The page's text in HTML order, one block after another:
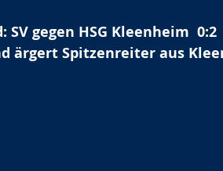
SV gegen HSG Kleenheim  0:2
ärgert Spitzenreiter aus